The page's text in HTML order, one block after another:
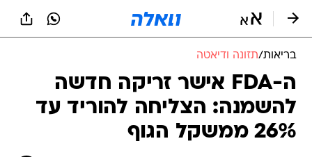
בריאות/תזונה ודיאטה
ה-FDA אישר זריקה חדשה
להשמנה: הצליחה להוריד עד
26% ממשקל הגוף